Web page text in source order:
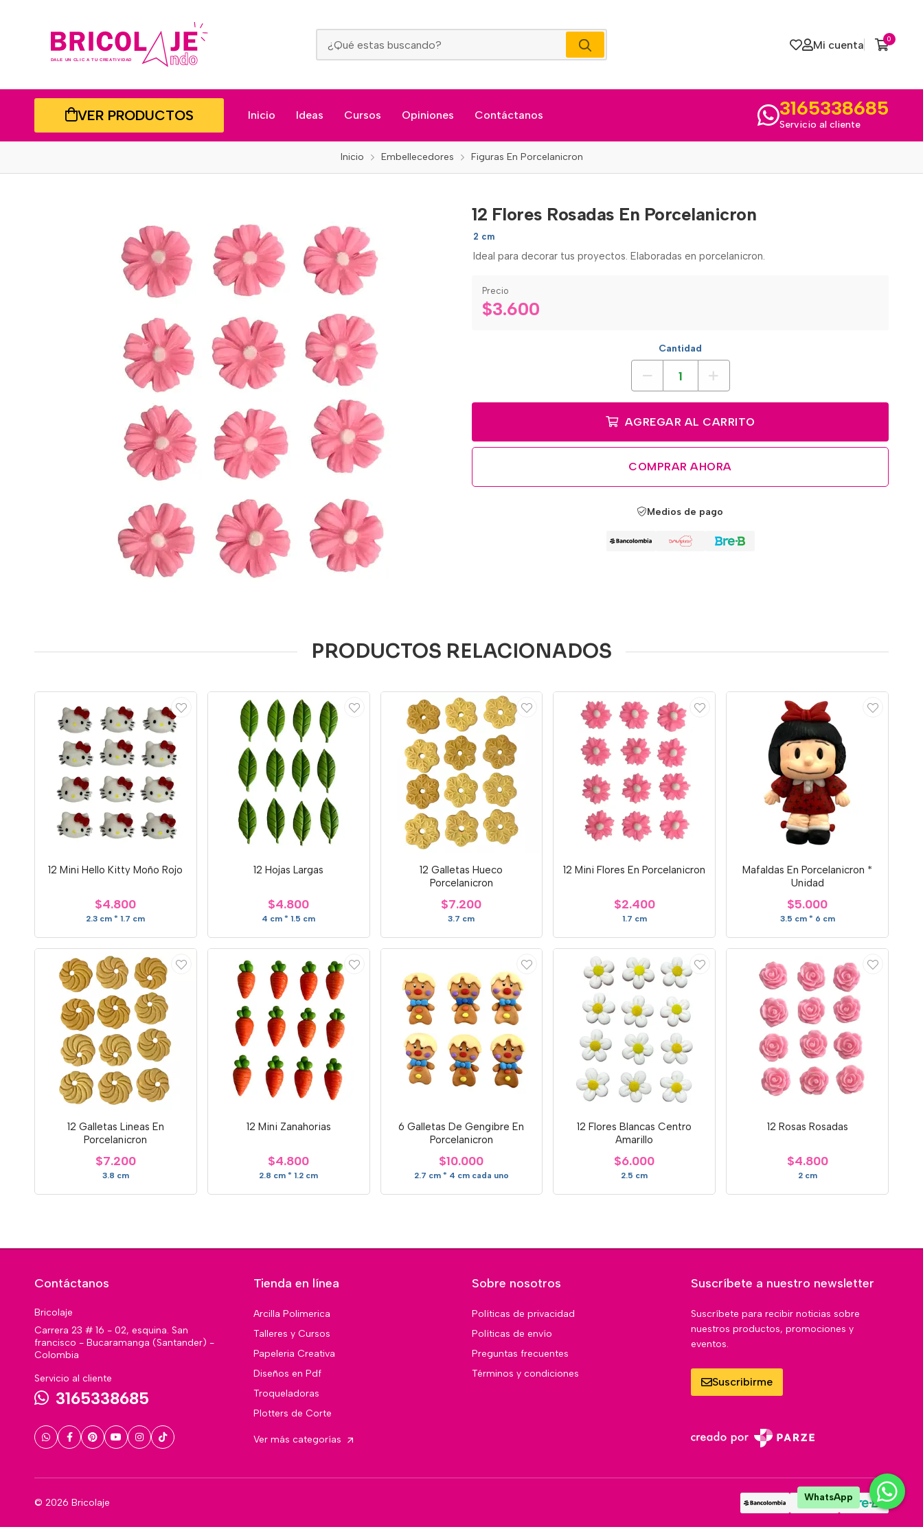
Mi cuenta 0
VER PRODUCTOS Inicio Ideas Cursos Opiniones Contáctanos 3165338685
Servicio al cliente
Inicio Embellecedores Figuras En Porcelanicron
12 Flores Rosadas En Porcelanicron
2 cm
Ideal para decorar tus proyectos. Elaboradas en porcelanicron.
Precio
$3.600
Cantidad
AGREGAR AL CARRITO
COMPRAR AHORA
Medios de pago
PRODUCTOS RELACIONADOS
12 Mini Hello Kitty Moño Rojo
$4.800
2.3 cm * 1.7 cm
12 Hojas Largas
$4.800
4 cm * 1.5 cm
12 Galletas Hueco
Porcelanicron
$7.200
3.7 cm
12 Mini Flores En Porcelanicron
$2.400
1.7 cm
Mafaldas En Porcelanicron *
Unidad
$5.000
3.5 cm * 6 cm
12 Galletas Lineas En
Porcelanicron
$7.200
3.8 cm
12 Mini Zanahorias
$4.800
2.8 cm * 1.2 cm
6 Galletas De Gengibre En
Porcelanicron
$10.000
2.7 cm * 4 cm cada uno
12 Flores Blancas Centro
Amarillo
$6.000
2.5 cm
12 Rosas Rosadas
$4.800
2 cm
Contáctanos
Bricolaje
Carrera 23 # 16 - 02, esquina. San
francisco - Bucaramanga (Santander) -
Colombia
Servicio al cliente
3165338685
Tienda en línea
Arcilla Polimerica
Talleres y Cursos
Papeleria Creativa
Diseños en Pdf
Troqueladoras
Plotters de Corte
Ver más categorías
Sobre nosotros
Políticas de privacidad
Políticas de envío
Preguntas frecuentes
Términos y condiciones
Suscríbete a nuestro newsletter
Suscríbete para recibir noticias sobre
nuestros productos, promociones y
eventos.
Suscribirme
© 2026 Bricolaje WhatsApp